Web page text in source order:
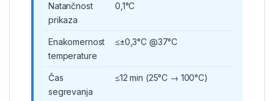
Natančnost
prikaza
0,1°C
Enakomernost
temperature
≤±0,3°C @37°C
Čas
segrevanja
≤12 min (25°C → 100°C)